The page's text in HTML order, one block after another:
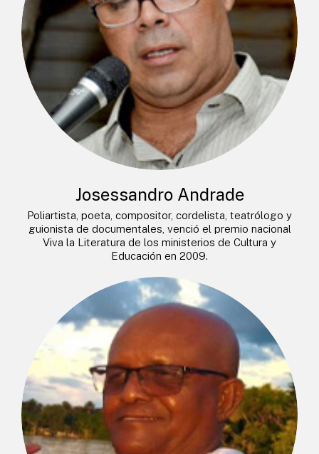
Josessandro Andrade
Poliartista, poeta, compositor, cordelista, teatrólogo y
guionista de documentales, venció el premio nacional
Viva la Literatura de los ministerios de Cultura y
Educación en 2009.